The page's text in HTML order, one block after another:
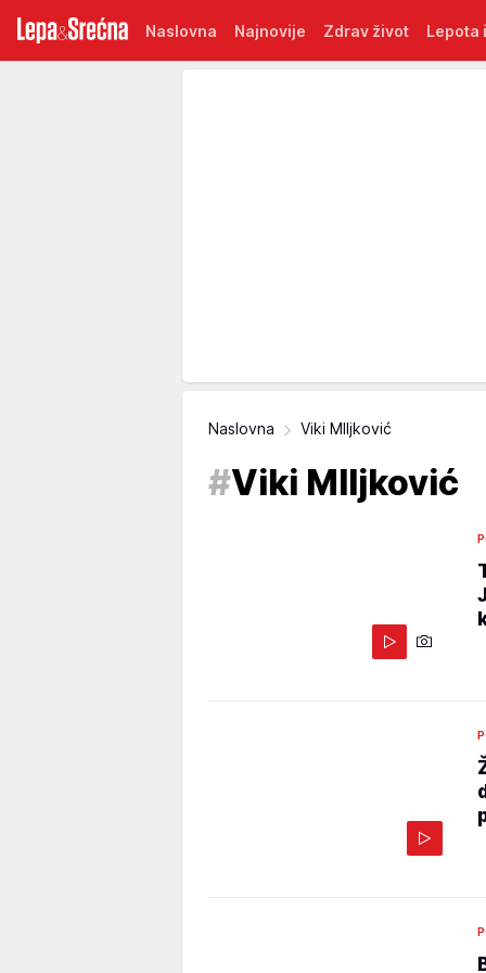
Naslovna Najnovije Zdrav život Lepota
Naslovna Viki MIljković
#Viki MIljković